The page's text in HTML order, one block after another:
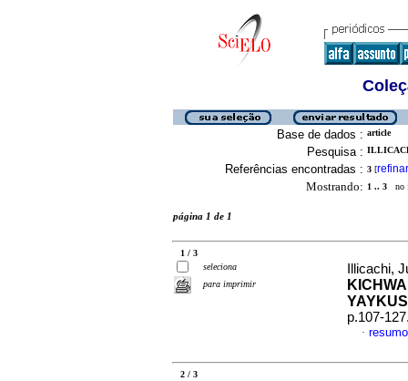
Base de dados : article
Pesquisa :
Referências encontradas : 3 [refinar
Mostrando: 1 .. 3 no
página 1 de 1
1 / 3
seleciona
para imprimir
Illicachi,
p.107-
·
2 / 3